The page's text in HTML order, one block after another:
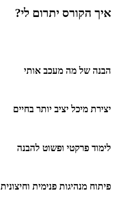
איך הקורס יתרום לי?
הבנה של מה מעכב אותי
יצירת מיכל יציב יותר בחיים
לימוד פרקטי ופשוט להבנה
פיתוח מנהיגות פנימית וחיצונית